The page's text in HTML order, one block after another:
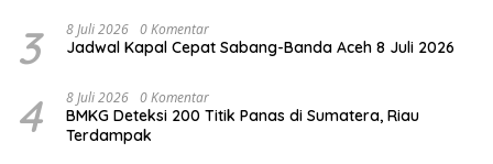
3 8 Juli 2026 0 Komentar
Jadwal Kapal Cepat Sabang-Banda Aceh 8 Juli 2026
4 8 Juli 2026 0 Komentar
BMKG Deteksi 200 Titik Panas di Sumatera, Riau
Terdampak